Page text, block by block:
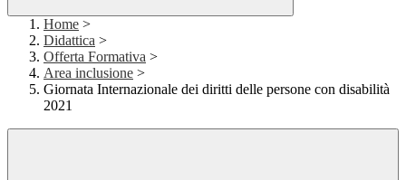
Home >
Didattica >
Offerta Formativa >
Area inclusione >
Giornata Internazionale dei diritti delle persone con disabilità
2021